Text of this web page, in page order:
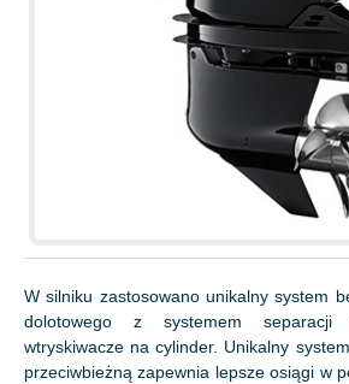
W silniku zastosowano unikalny system
dolotowego z systemem
wtryskiwacze na cylinder. Unikalny
przeciwbieżną zapewnia lepsze osiągi w